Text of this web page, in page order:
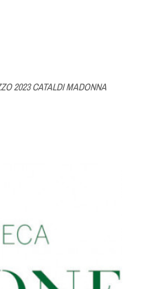
2023 CATALDI MADONNA